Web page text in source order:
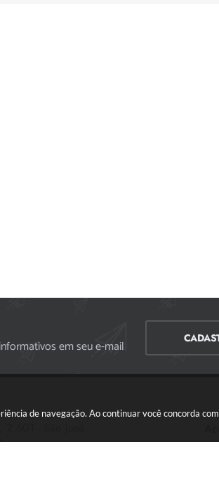
de navegação. Ao continuar você concorda
em seu e-mail